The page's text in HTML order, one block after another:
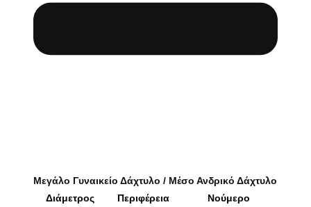
Μεγάλο Γυναικείο Δάχτυλο / Μέσο Ανδρικό Δάχτυλο
Διάμετρος
Περιφέρεια
Νούμερο